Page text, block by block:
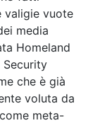
valigie vuote
media
Homeland
Security
che è già
voluta da
meta-